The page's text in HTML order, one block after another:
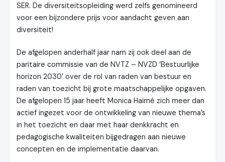
SER. De diversiteitsopleiding werd zelfs genomineerd
voor een bijzondere prijs voor aandacht geven aan
diversiteit!
De afgelopen anderhalf jaar nam zij ook deel aan de
paritaire commissie van de NVTZ – NVZD ‘Bestuurlijke
horizon 2030’ over de rol van raden van bestuur en
raden van toezicht bij grote maatschappelijke opgaven.
De afgelopen 15 jaar heeft Monica Haimé zich meer dan
actief ingezet voor de ontwikkeling van nieuwe thema’s
in het toezicht en daar met haar denkkracht en
pedagogische kwaliteiten bijgedragen aan nieuwe
concepten en de implementatie daarvan.